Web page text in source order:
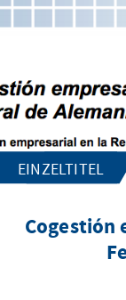
EINZELTITEL
Cogestión